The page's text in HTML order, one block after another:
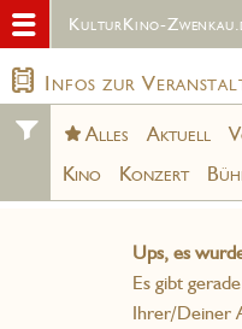
KulturKino-
Infos zur
Alles Aktuell
Kino
Konzert
Ups, es
Es gibt
Ihrer/Deiner